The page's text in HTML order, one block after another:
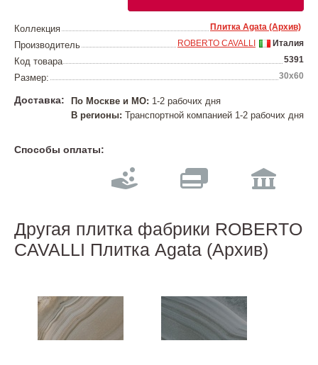
Коллекция Плитка Agata (Архив)
Производитель Италия
ROBERTO CAVALLI
Код товара 5391
Размер: 30х60
Доставка: По Москве и МО: 1-2 рабочих дня
В регионы: Транспортной компанией 1-2 рабочих дня
Способы оплаты:
Другая плитка фабрики ROBERTO
CAVALLI Плитка Agata (Архив)